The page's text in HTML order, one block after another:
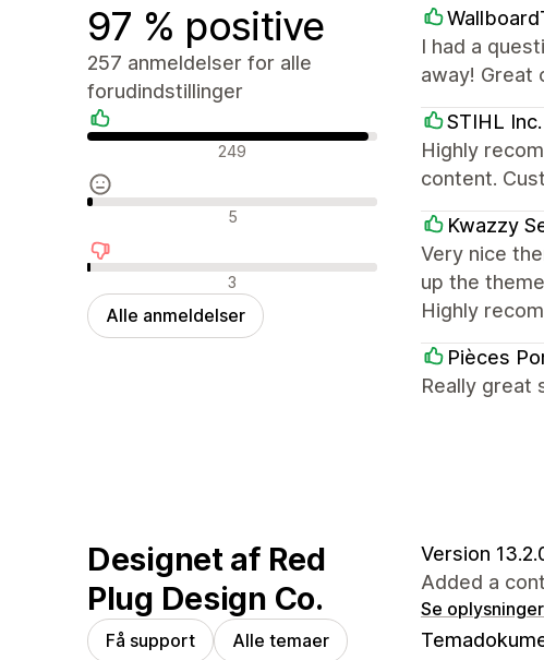
97 % positive
257 anmeldelser for alle
forudindstillinger
Positive anmeldelser
249
Neutrale anmeldelser
5
Negative anmeldelser
3
Alle anmeldelser
I had a
away! Great
STIHL Inc.
Highly
content.
Kwazzy
Very nice
up the
Highly
Pièces
Really great
Designet af Red
Plug Design Co.
Få support Alle temaer
Version
Added a
Se oplysninger